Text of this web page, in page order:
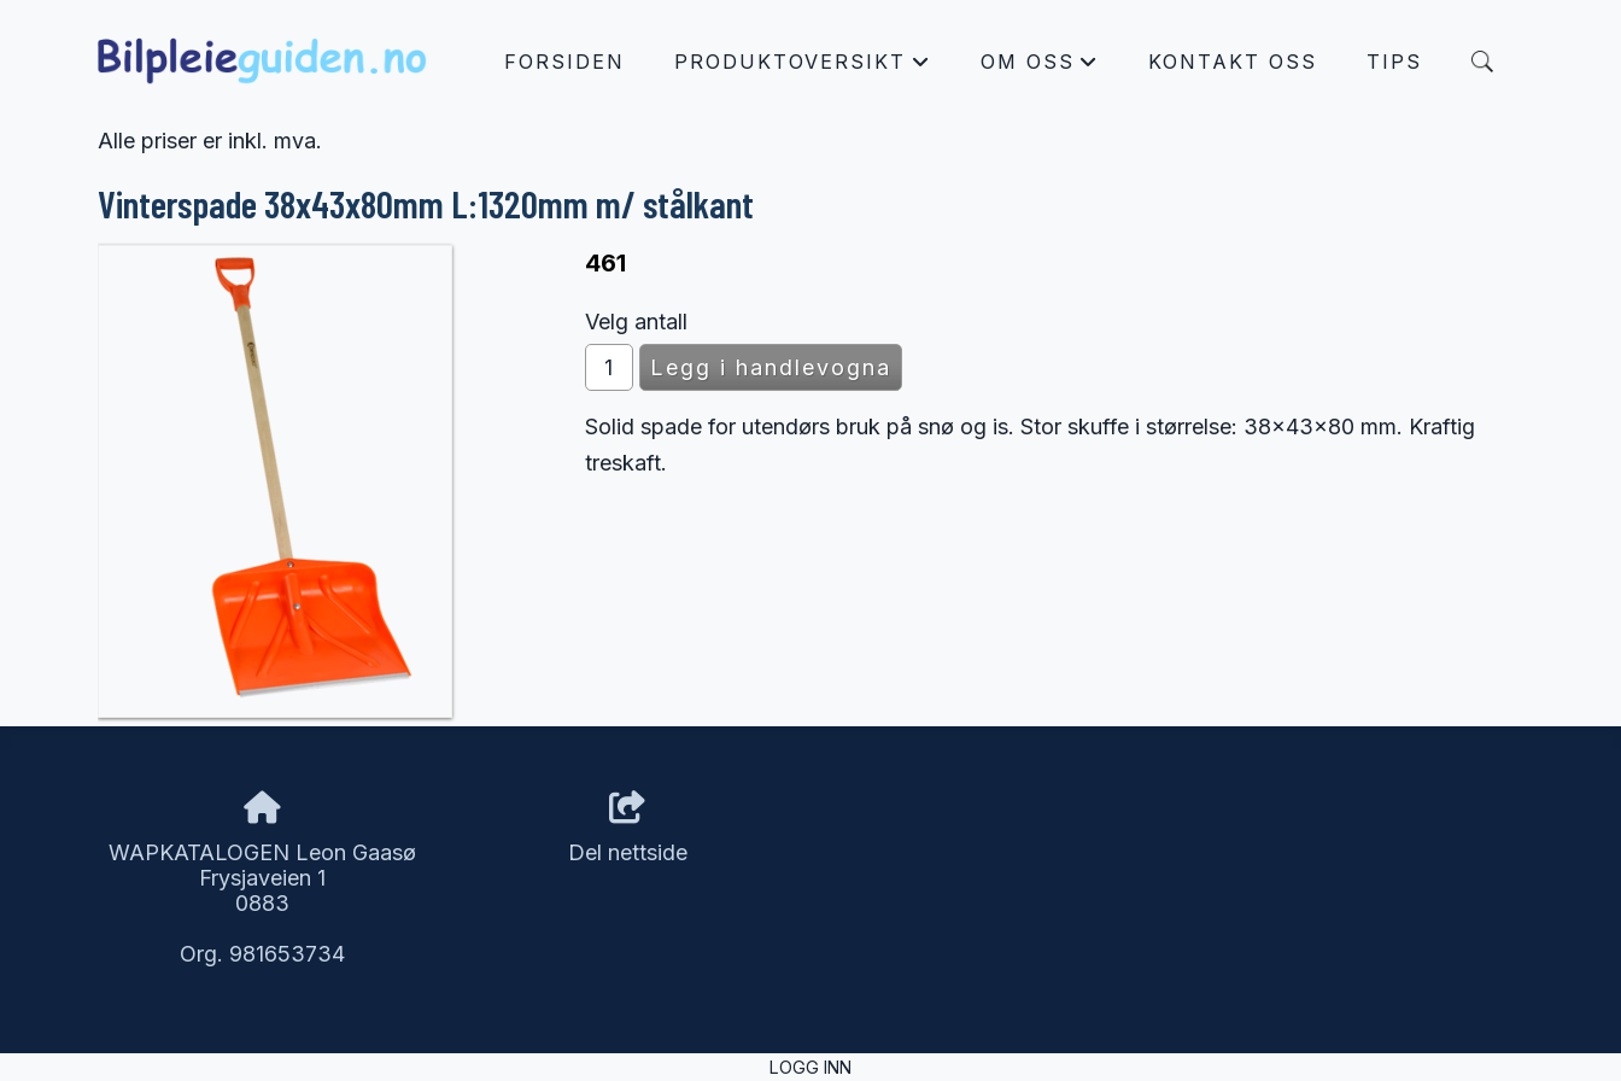
FORSIDEN PRODUKTOVERSIKT OM OSS KONTAKT OSS TIPS
Alle priser er inkl. mva.
Vinterspade 38x43x80mm L:1320mm m/ stålkant
461
Velg antall
Solid spade for utendørs bruk på snø og is. Stor skuffe i størrelse: 38x43x80 mm. Kraftig
treskaft.
WAPKATALOGEN Leon Gaasø
Frysjaveien 1
0883
Org. 981653734
Del nettside
LOGG INN